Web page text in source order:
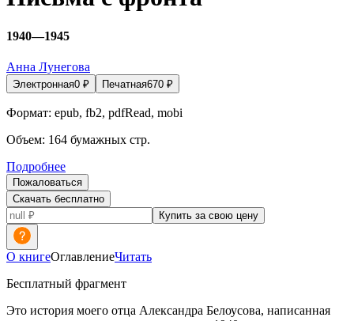
1940—1945
Анна Лунегова
Электронная0 ₽ Печатная670 ₽
Формат: epub, fb2, pdfRead, mobi
Объем: 164 бумажных стр.
Подробнее
Пожаловаться
Скачать бесплатно
Купить за свою цену
О книгеОглавлениеЧитать
Бесплатный фрагмент
Это история моего отца Александра Белоусова, написанная